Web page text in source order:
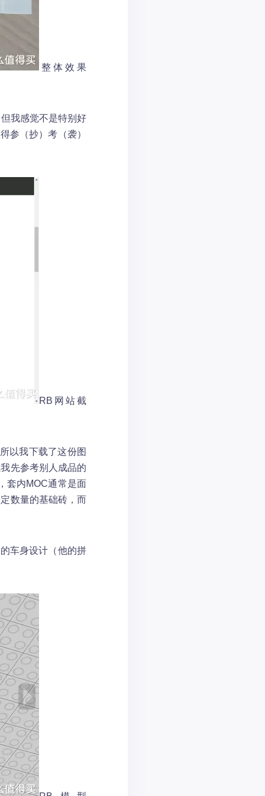
整体效果
我感觉不是特别好
参（抄）考（袭）
RB网站截
以我下载了这份图
先参考别人成品的
套内MOC通常是面
数量的基础砖，而
车身设计（他的拼